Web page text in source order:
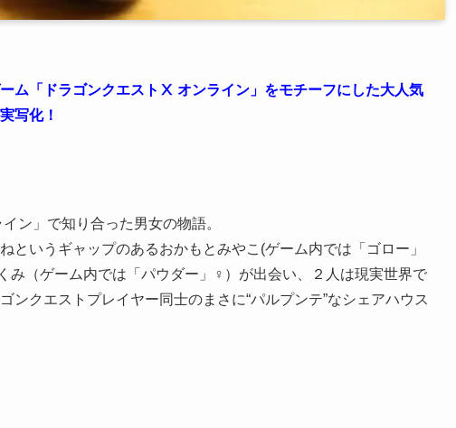
ム「ドラゴンクエストⅩ オンライン」をモチーフにした大人気
写化！
ン」で知り合った男女の物語。
というギャップのあるおかもとみやこ(ゲーム内では「ゴロー」
み（ゲーム内では「パウダー」♀）が出会い、２人は現実世界で
ンクエストプレイヤー同士のまさに“パルプンテ”なシェアハウス